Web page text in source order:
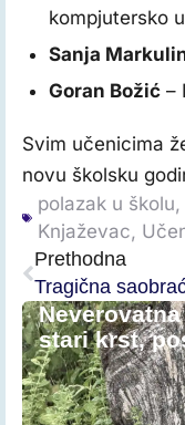
kompjutersko
Sanja
Goran Božić–
Svim učenicima
novu školsku
polazak u školu,
Knjaževac,
Prethodna
stari krst,